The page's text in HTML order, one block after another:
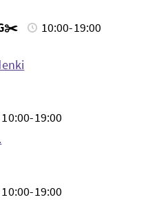
10:00-19:00
10:00-19:00
10:00-19:00